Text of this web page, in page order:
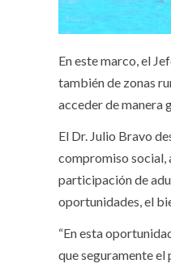
En este marco, el
también de zonas
acceder de manera
El Dr. Julio Bravo
compromiso social,
participación de
oportunidades, el
“En esta
que seguramente